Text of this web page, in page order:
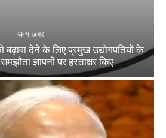
अन्य खबर
बढ़ावा देने के लिए प्रमुख उद्योगपतियों के
ज्ञापनों पर हस्‍ताक्षर किए